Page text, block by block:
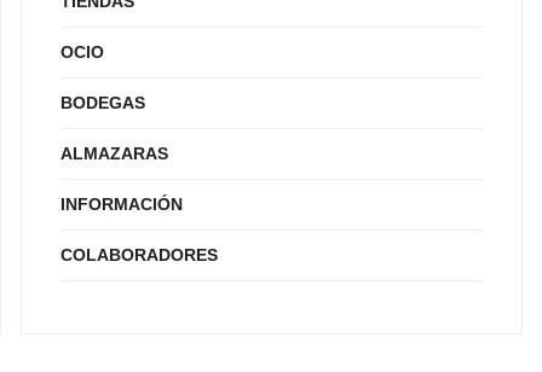
OCIO
BODEGAS
ALMAZARAS
INFORMACIÓN
COLABORADORES